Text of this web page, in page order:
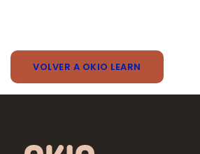
VOLVER A OKIO LEARN